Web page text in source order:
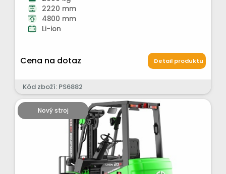
2220 mm
4800 mm
Li-ion
Cena na dotaz Detail produktu
Kód zboží: PS6882
Nový stroj